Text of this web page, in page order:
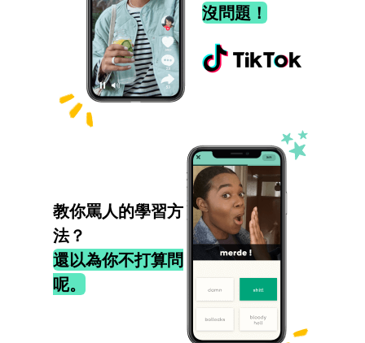
沒問題！
教你罵人的學習方
法？
還以為你不打算問
呢。